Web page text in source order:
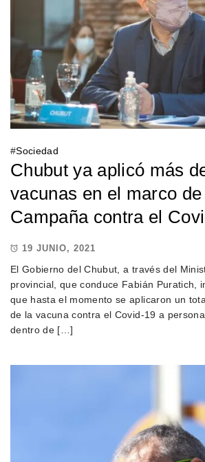
#Sociedad
Chubut ya aplicó más
vacunas en el marco
Campaña contra el
19 JUNIO, 2021
El Gobierno del Chubut, a través del
provincial, que conduce Fabián Puratich,
que hasta el momento se aplicaron un
de la vacuna contra el Covid-19 a
dentro de […]